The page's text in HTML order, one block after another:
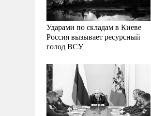
Ударами по складам в Киеве
Россия вызывает ресурсный
голод ВСУ